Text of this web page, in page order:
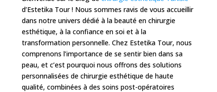
d’Estetika Tour ! Nous sommes ravis de vous accueillir
dans notre univers dédié à la beauté en chirurgie
esthétique, à la confiance en soi et à la
transformation personnelle. Chez Estetika Tour, nous
comprenons l’importance de se sentir bien dans sa
peau, et c’est pourquoi nous offrons des solutions
personnalisées de chirurgie esthétique de haute
qualité, combinées à des soins post-opératoires